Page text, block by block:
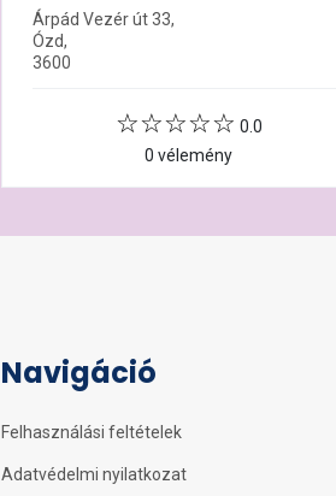
Árpád Vezér út 33,
Ózd,
3600
0.0
0 vélemény
Navigáció
Felhasználási feltételek
Adatvédelmi nyilatkozat